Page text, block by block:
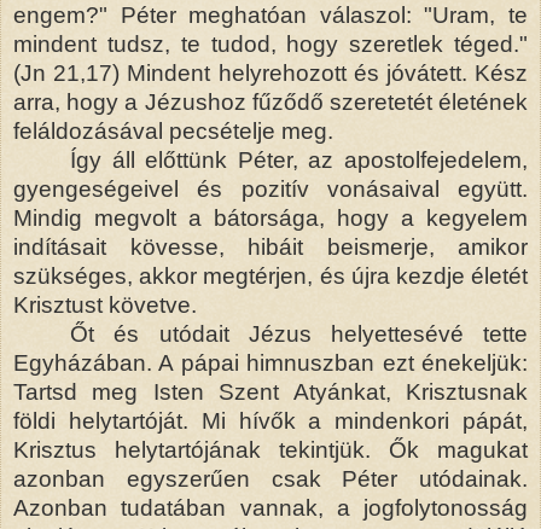
engem?" Péter meghatóan válaszol: "Uram, te
mindent tudsz, te tudod, hogy szeretlek téged."
(Jn 21,17) Mindent helyrehozott és jóvátett. Kész
arra, hogy a Jézushoz fűződő szeretetét életének
feláldozásával pecsételje meg.
Így áll előttünk Péter, az apostolfejedelem,
gyengeségeivel és pozitív vonásaival együtt.
Mindig megvolt a bátorsága, hogy a kegyelem
indításait kövesse, hibáit beismerje, amikor
szükséges, akkor megtérjen, és újra kezdje életét
Krisztust követve.
Őt és utódait Jézus helyettesévé tette
Egyházában. A pápai himnuszban ezt énekeljük:
Tartsd meg Isten Szent Atyánkat, Krisztusnak
földi helytartóját. Mi hívők a mindenkori pápát,
Krisztus helytartójának tekintjük. Ők magukat
azonban egyszerűen csak Péter utódainak.
Azonban tudatában vannak, a jogfolytonosság